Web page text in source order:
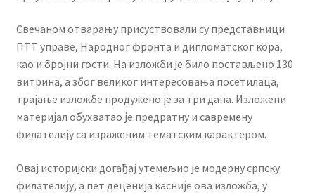
Свечаном отварању присуствовали су представници
ПТТ управе, Народног фронта и дипломатског кора,
као и бројни гости. На изложби је било постављено 130
витрина, а због великог интересовања посетилаца,
трајање изложбе продужено је за три дана. Изложени
материјал обухватао је предратну и савремену
филателију са израженим тематским карактером.
Овај историјски догађај утемељио је модерну српску
филателију, а пет деценија касније ова изложба, у